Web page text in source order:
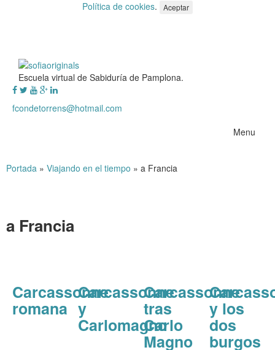
Política de cookies. Aceptar
Escuela virtual de Sabiduría de Pamplona.
fcondetorrens@hotmail.com
Menu
Portada » Viajando en el tiempo » a Francia
a Francia
Carcassonne
romana
Carcassonne
y
Carlomagno
Carcassonne
tras
Carlo
Magno
y los
dos
burgos